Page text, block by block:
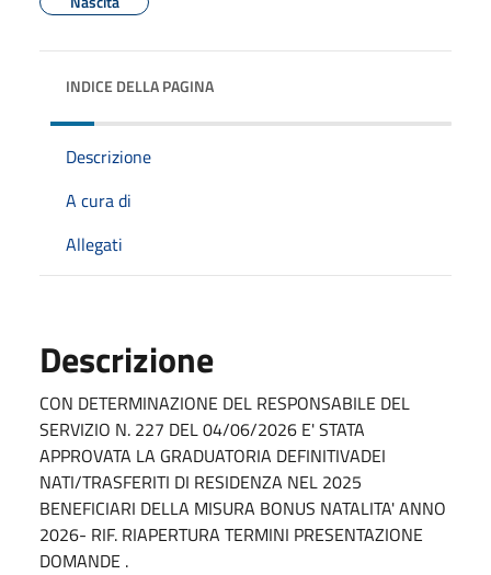
INDICE DELLA PAGINA
Descrizione
A cura di
Allegati
Descrizione
CON DETERMINAZIONE DEL RESPONSABILE DEL
SERVIZIO N. 227 DEL 04/06/2026 E' STATA
APPROVATA LA GRADUATORIA DEFINITIVADEI
NATI/TRASFERITI DI RESIDENZA NEL 2025
BENEFICIARI DELLA MISURA BONUS NATALITA' ANNO
2026- RIF. RIAPERTURA TERMINI PRESENTAZIONE
DOMANDE .